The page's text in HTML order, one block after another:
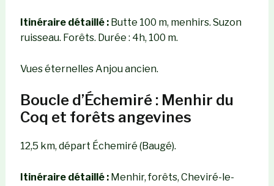
Itinéraire détaillé :Butte 100 m, menhirs. Suzon
ruisseau. Forêts. Durée : 4h, 100 m.
Vues éternelles Anjou ancien.
Boucle d’Échemiré : Menhir du
Coq et forêts angevines
12,5 km, départ Échemiré (Baugé).
Itinéraire détaillé :Menhir, forêts, Cheviré-le-